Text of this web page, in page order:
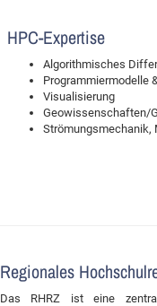
HPC-Expertise
Algorithmisches
Programmiermodelle
Visualisierung
Geowissenschaften/
Strömungsmechanik,
Regionales
Das RHRZ ist eine